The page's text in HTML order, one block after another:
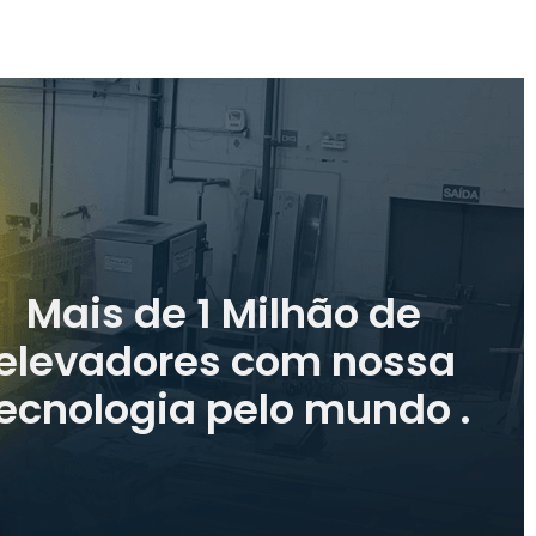
Mais de 1 Milhão de
com nossa
pelo mundo .